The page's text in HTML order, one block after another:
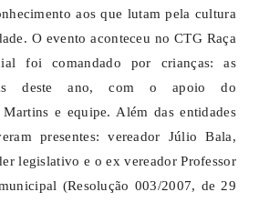
aos que lutam pela cultura
O evento aconteceu no CTG Raça
foi comandado por crianças: as
deste ano, com o apoio do
Martins e equipe. Além das entidades
presentes: vereador Júlio Bala,
legislativo e o ex vereador Professor
(Resolução 003/2007, de 29